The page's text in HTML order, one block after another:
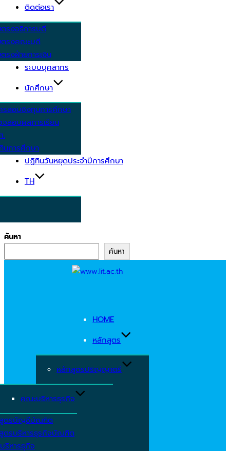
ติดต่อเรา
รงอธิการบดี
ตรงคณะบดี
รงฝ่ายการเงิน
ระบบบุคลากร
นักศึกษา
รสอบชิงทุนการศึกษา
สอบผลการเรียน
.
นการศึกษา
ปฏิทินวันหยุดประจำปีการศึกษา
TH
ค้นหา
ค้นหา
HOME
หลักสูตร
หลักสูตรปริญญาตรี
คณะบริหารธุรกิจ
ตรบัญชีบัณฑิต
ตรบริหารธุรกิจบัณฑิต
ริหารธุกิจ